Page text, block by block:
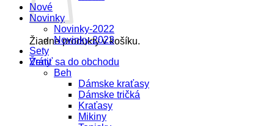
Žiadne produkty v košíku.
Vrátiť sa do obchodu
Nové
Novinky
Novinky-2022
Novinky-2023
Sety
Ženy
Beh
Dámske kraťasy
Dámske tričká
Kraťasy
Mikiny